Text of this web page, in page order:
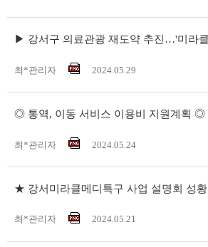
▶ 강서구 의료관광 재도약 추진…'미라
최*관리자 2024.05.29
◎ 통역, 이동 서비스 이용비 지원계획 ◎
최*관리자 2024.05.24
★ 강서미라클메디특구 사업 설명회 성
최*관리자 2024.05.21